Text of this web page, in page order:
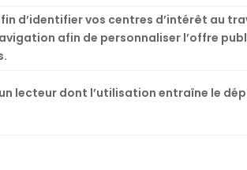
d’identifier vos centres d’intérêt au
afin de personnaliser l’offre
lecteur dont l’utilisation entraîne le